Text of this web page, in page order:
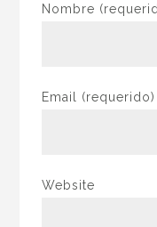
Nombre
Email (requerido)
Website